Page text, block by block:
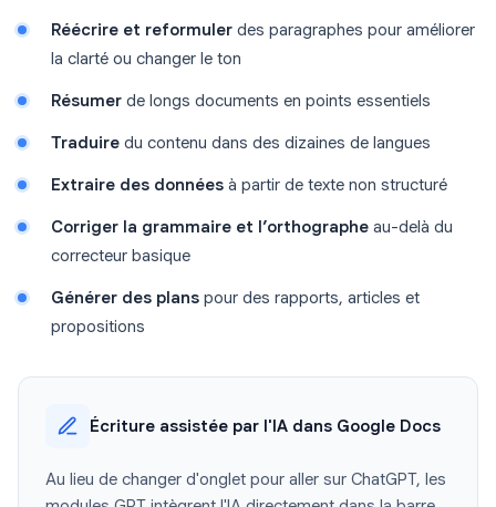
Réécrire et reformuler des paragraphes pour améliorer
la clarté ou changer le ton
Résumer de longs documents en points essentiels
Traduire du contenu dans des dizaines de langues
Extraire des données à partir de texte non structuré
Corriger la grammaire et l’orthographe au-delà du
correcteur basique
Générer des plans pour des rapports, articles et
propositions
Écriture assistée par l'IA dans Google Docs
Au lieu de changer d'onglet pour aller sur ChatGPT, les